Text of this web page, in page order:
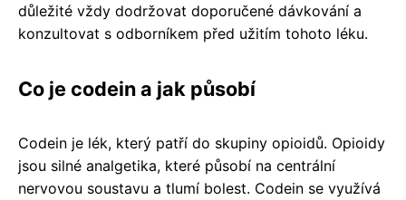
důležité vždy dodržovat doporučené dávkování a
konzultovat s odborníkem před užitím tohoto léku.
Co je codein a jak působí
Codein je lék, který patří do skupiny opioidů. Opioidy
jsou silné analgetika, které působí na centrální
nervovou soustavu a tlumí bolest. Codein se využívá